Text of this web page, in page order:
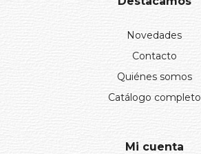
Novedades
Contacto
Quiénes somos
Catálogo completo
Mi cuenta